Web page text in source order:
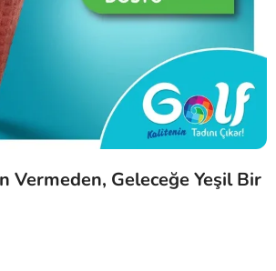
Vermeden, Geleceğe Yeşil Bir